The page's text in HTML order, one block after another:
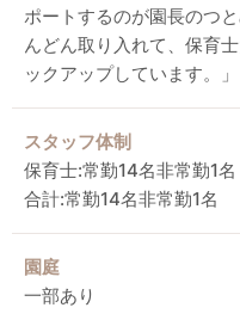
ポートするのが園長のつ
んどん取り入れて、保育
ックアップしています。」
スタッフ体制
保育士:常勤14名非常勤1名
合計:常勤14名非常勤1名
園庭
一部あり